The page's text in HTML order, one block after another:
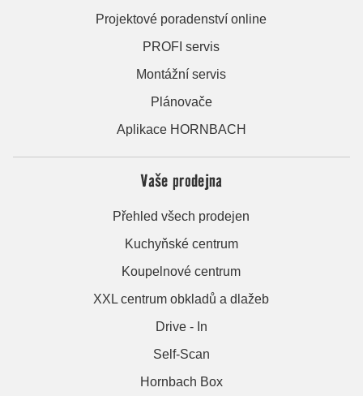
Projektové poradenství online
PROFI servis
Montážní servis
Plánovače
Aplikace HORNBACH
Vaše prodejna
Přehled všech prodejen
Kuchyňské centrum
Koupelnové centrum
XXL centrum obkladů a dlažeb
Drive - In
Self-Scan
Hornbach Box